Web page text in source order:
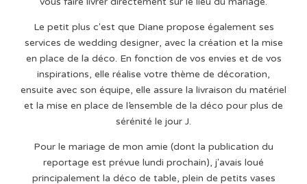
Le petit plus c'est que Diane propose également ses
services de wedding designer, avec la création et la mise
en place de la déco. En fonction de vos envies et de vos
inspirations, elle réalise votre thème de décoration,
ensuite avec son équipe, elle assure la livraison du matériel
et la mise en place de l’ensemble de la déco pour plus de
sérénité le jour J.
Pour le mariage de mon amie (dont la publication du
reportage est prévue lundi prochain), j'avais loué
principalement la déco de table, plein de petits vases